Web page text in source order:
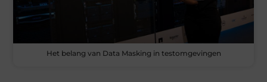
Het belang van Data Masking in testomgevingen